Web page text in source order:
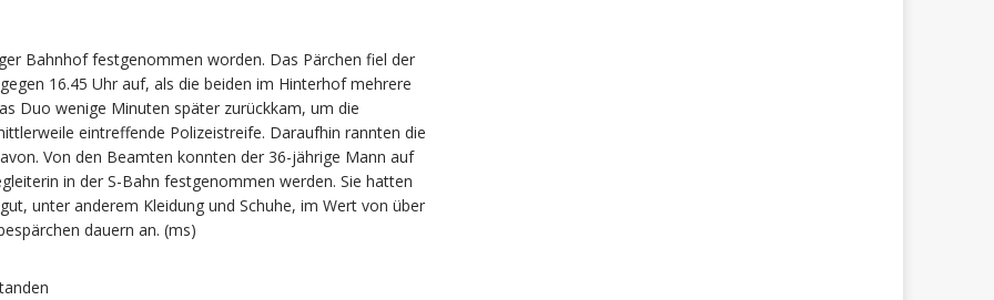
Bahnhof festgenommen worden. Das Pärchen fiel der
16.45 Uhr auf, als die beiden im Hinterhof mehrere
Duo wenige Minuten später zurückkam, um die
eintreffende Polizeistreife. Daraufhin rannten die
Von den Beamten konnten der 36-jährige Mann auf
in der S-Bahn festgenommen werden. Sie hatten
unter anderem Kleidung und Schuhe, im Wert von über
dauern an. (ms)